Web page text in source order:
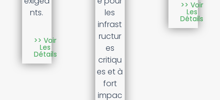
nts.
>> Voir
Les
Détails
les
infrast
ructur
es
critiqu
es et à
fort
impac
>> Voir
Les
Détails